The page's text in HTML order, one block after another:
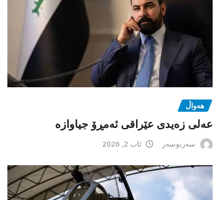
هەواڵ
عەلی زەیدی عێراقی ئەمڕۆ جیاوازە
سەرنوسەر ئاب 2, 2026